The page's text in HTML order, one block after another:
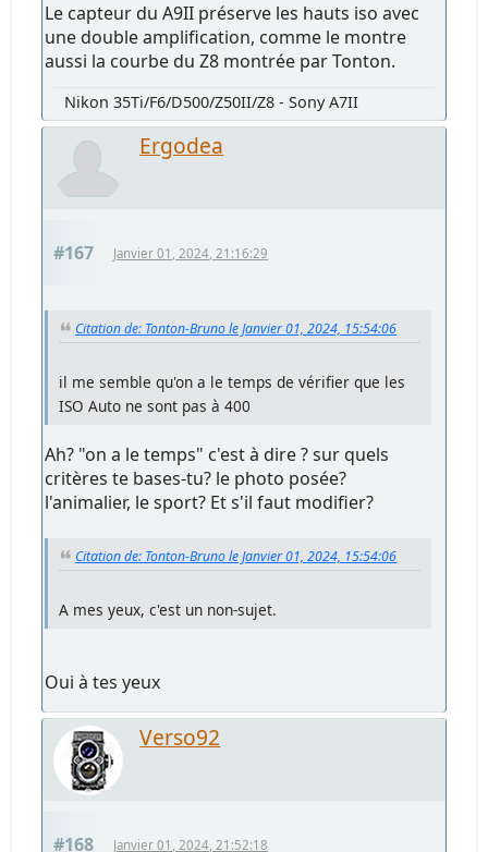
Le capteur du A9II préserve les hauts iso avec
une double amplification, comme le montre
aussi la courbe du Z8 montrée par Tonton.
Nikon 35Ti/F6/D500/Z50II/Z8 - Sony A7II
Ergodea
#167 Janvier 01, 2024, 21:16:29
Citation de: Tonton-Bruno le Janvier 01, 2024, 15:54:06
il me semble qu'on a le temps de vérifier que les
ISO Auto ne sont pas à 400
Ah? "on a le temps" c'est à dire ? sur quels
critères te bases-tu? le photo posée?
l'animalier, le sport? Et s'il faut modifier?
Citation de: Tonton-Bruno le Janvier 01, 2024, 15:54:06
A mes yeux, c'est un non-sujet.
Oui à tes yeux
Verso92
#168 Janvier 01, 2024, 21:52:18